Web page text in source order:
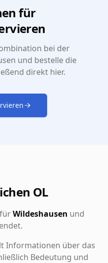
für
bei der
und bestelle die
direkt hier.
OL
Wildeshausen und
Informationen über das
Bedeutung und